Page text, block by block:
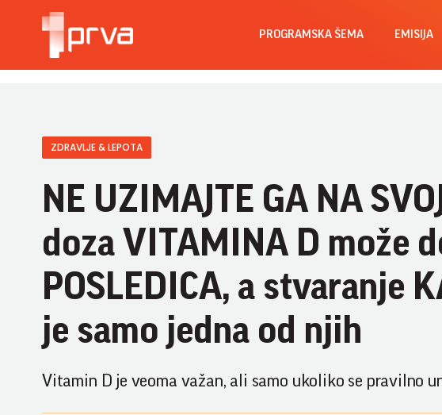
PROGRAMSKA ŠEMA EMISIJA
ZDRAVLJE & LEPOTA
NE UZIMAJTE GA NA
doza VITAMINA D može
POSLEDICA, a stvaranje
je samo jedna od njih
Vitamin D je veoma važan, ali samo ukoliko se pravilno